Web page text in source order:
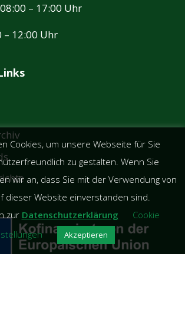
– 17:00 Uhr
– 12:00 Uhr
Cookies, um unsere Webseite für Sie
zu gestalten. Wenn Sie
wir an, dass Sie mit der Verwendung von
dieser Website einverstanden sind.
zur Datenschutzerklärung
Cookie
Akzeptieren